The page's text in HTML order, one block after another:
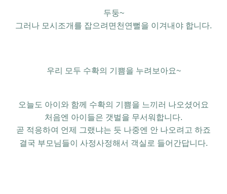
두둥~
그러나 모시조개를 잡으려면천연뻘을 이겨내야 합니다.
우리 모두 수확의 기쁨을 누려보아요~
오늘도 아이와 함께 수확의 기쁨을 느끼러 나오셨어요
처음엔 아이들은 갯벌을 무서워합니다.
곧 적응하여 언제 그랬냐는 듯 나중엔 안 나오려고 하죠
결국 부모님들이
사정사정해서 객실로 들어간답니다.